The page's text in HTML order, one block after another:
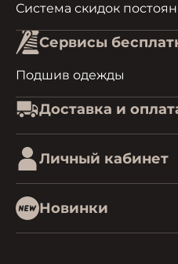
Система скидок
Сервисы
Подшив одежды
Доставка и
Личный кабинет
Новинки